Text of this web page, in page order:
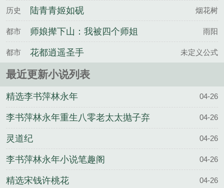
版
强制爱夜夜失控百度云
历史 陆青青姬如砚 烟花树
都市
师娘撵下山：我被四个师姐
宠上天
雨阳
都市 花都逍遥圣手 未定义公式
最近更新小说列表
精选李书萍林永年 04-26
李书萍林永年重生八零老太太抛子弃
女结局
04-26
灵道纪 04-26
李书萍林永年小说笔趣阁 04-26
精选宋钱许桃花 04-26